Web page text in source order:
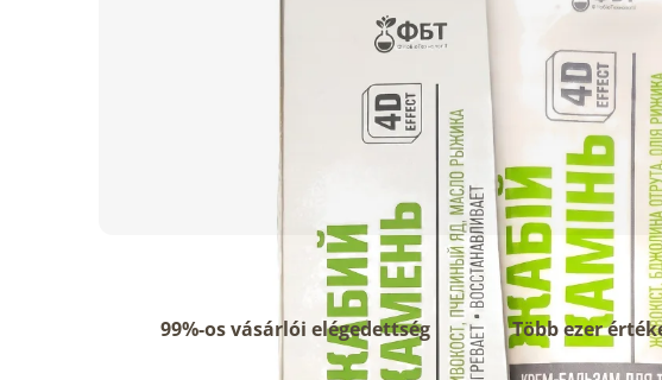
99%-os vásárlói elégedettség Több ezer